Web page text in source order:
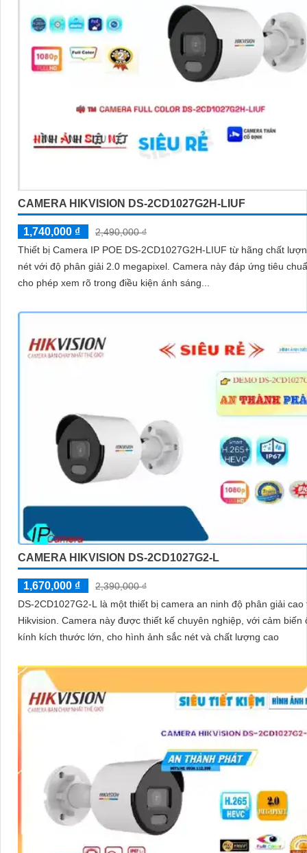
CAMERA HIKVISION DS-2CD1027G2H-LIUF
1,740,000 ₫
2,490,000 ₫
Thiết bị Camera IP POE DS-2CD1027G2H-LIUF từ hãng chất
nét với độ phân giải 2.0 megapixel. Camera này đáp ứng tiêu chuẩn cao,
cho phép xem rõ trong điều kiện ánh sáng...
CAMERA HIKVISION DS-2CD1027G2-L
1,670,000 ₫
2,390,000 ₫
DS-2CD1027G2-L là một thiết bị camera an ninh độ phân giải cao
Hikvision. Camera này được thiết kế chuyên nghiệp, với cảm biến ống
kính kích thước lớn, cho hình ảnh sắc nét và chất lượng cao